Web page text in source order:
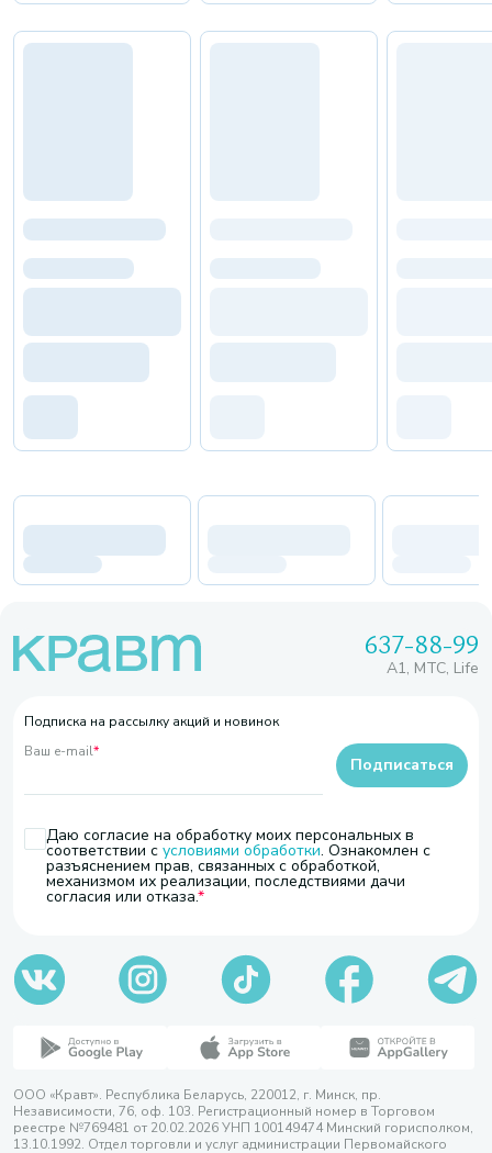
637-88-99
A1, МТС, Life
Подписка на рассылку акций и новинок
Ваш e-mail*
Даю согласие на обработку моих персональных в
соответствии с условиями обработки. Ознакомлен с
разъяснением прав, связанных с обработкой,
механизмом их реализации, последствиями дачи
согласия или отказа.
Подписаться
ООО «Кравт». Республика Беларусь, 220012, г. Минск, пр.
Независимости, 76, оф. 103. Регистрационный номер в Торговом
реестре №769481 от 20.02.2026 УНП 100149474 Минский горисполком,
13.10.1992. Отдел торговли и услуг администрации Первомайского